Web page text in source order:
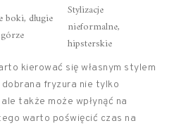
boki, długie
Stylizacje
nieformalne,
hipsterskie
kierować się własnym stylem
fryzura nie tylko
także może wpłynąć na
warto poświęcić czas na